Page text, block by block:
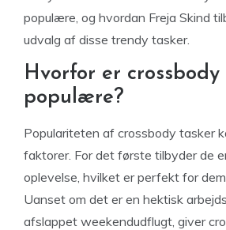
populære, og hvordan Freja Skind
udvalg af disse trendy tasker.
Hvorfor er crossbody
populære?
Populariteten af crossbody tasker
faktorer. For det første tilbyder de
oplevelse, hvilket er perfekt for
Uanset om det er en hektisk
afslappet weekendudflugt, giver